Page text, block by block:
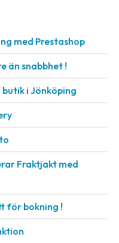
med Prestashop
än snabbhet !
i Jönköping
Fraktjakt med
för bokning !